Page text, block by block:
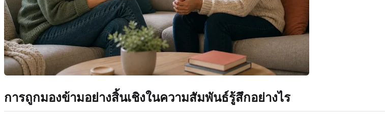
การถูกมองข้ามอย่างสิ้นเชิงในความสัมพันธ์รู้สึกอย่างไร